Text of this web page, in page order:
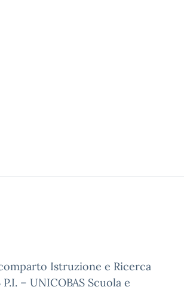
Istruzione e Ricerca
– UNICOBAS Scuola e